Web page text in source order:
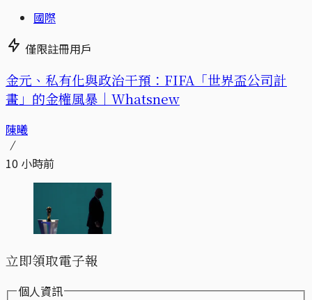
國際
僅限註冊用戶
金元、私有化與政治干預：FIFA「世界盃公司計
畫」的金權風暴｜Whatsnew
陳曦
10 小時前
立即領取電子報
個人資訊